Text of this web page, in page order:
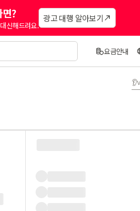
?
신해드려요.
광고 대행 알아보기
요금안내